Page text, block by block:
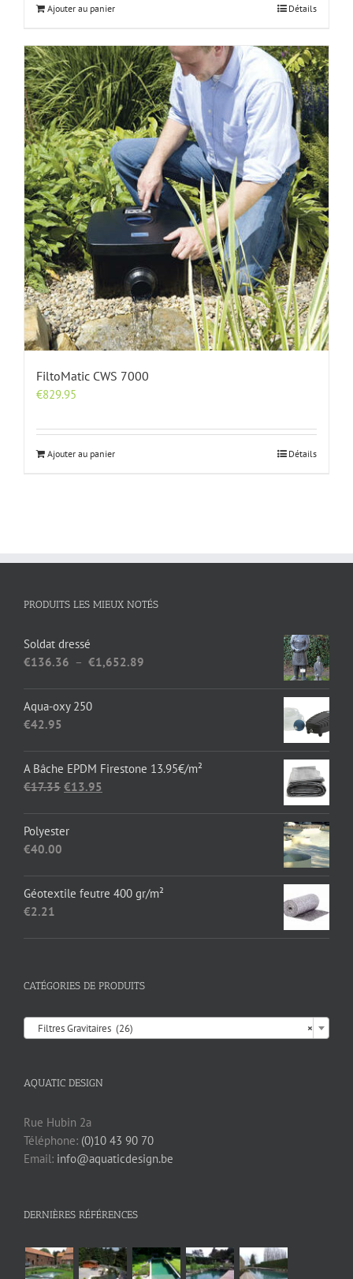
Ajouter au panier Détails
FiltoMatic CWS 7000
€829.95
Ajouter au panier Détails
PRODUITS LES MIEUX NOTÉS
Soldat dressé
€136.36 – €1,652.89
€1,652.89
Aqua-oxy 250
€42.95
A Bâche EPDM Firestone 13.95€/m²
€17.35 Le
était :
€13.95
Polyester
€40.00
Géotextile feutre 400 gr/m²
€2.21
CATÉGORIES DE PRODUITS
×
Filtres Gravitaires (26)
AQUATIC DESIGN
Rue Hubin 2a
Téléphone: (0)10 43 90 70
Email: info@aquaticdesign.be
DERNIÈRES RÉFÉRENCES